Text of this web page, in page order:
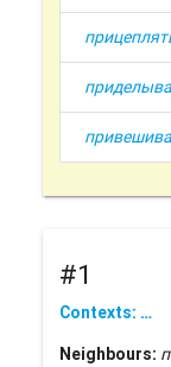
#1
Contexts: …
Neighbours: